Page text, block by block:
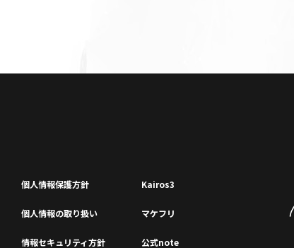
個⼈情報保護⽅針
個⼈情報の取り扱い
情報セキュリティ⽅針
Kairos3
マケフリ
公式note